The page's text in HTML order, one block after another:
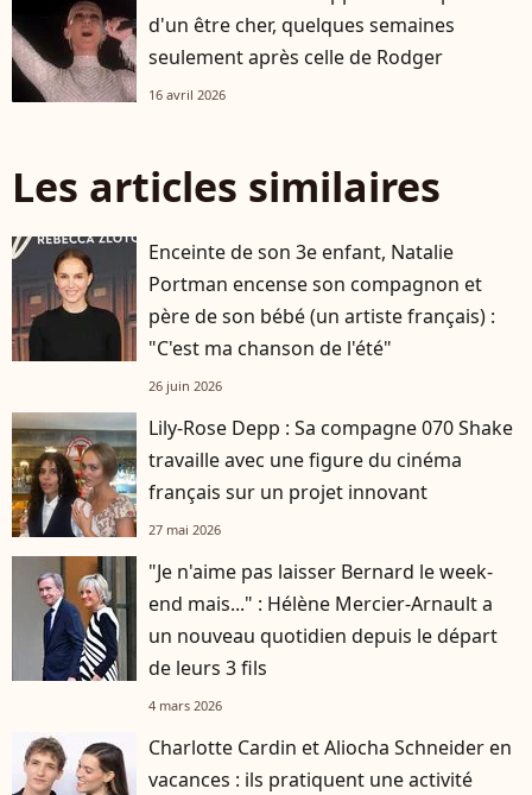
d'un être cher, quelques semaines
seulement après celle de Rodger
16 avril 2026
Les articles similaires
Enceinte de son 3e enfant, Natalie
Portman encense son compagnon et
père de son bébé (un artiste français) :
"C'est ma chanson de l'été"
26 juin 2026
Lily-Rose Depp : Sa compagne 070 Shake
travaille avec une figure du cinéma
français sur un projet innovant
27 mai 2026
"Je n'aime pas laisser Bernard le week-
end mais..." : Hélène Mercier-Arnault a
un nouveau quotidien depuis le départ
de leurs 3 fils
4 mars 2026
Charlotte Cardin et Aliocha Schneider en
vacances : ils pratiquent une activité